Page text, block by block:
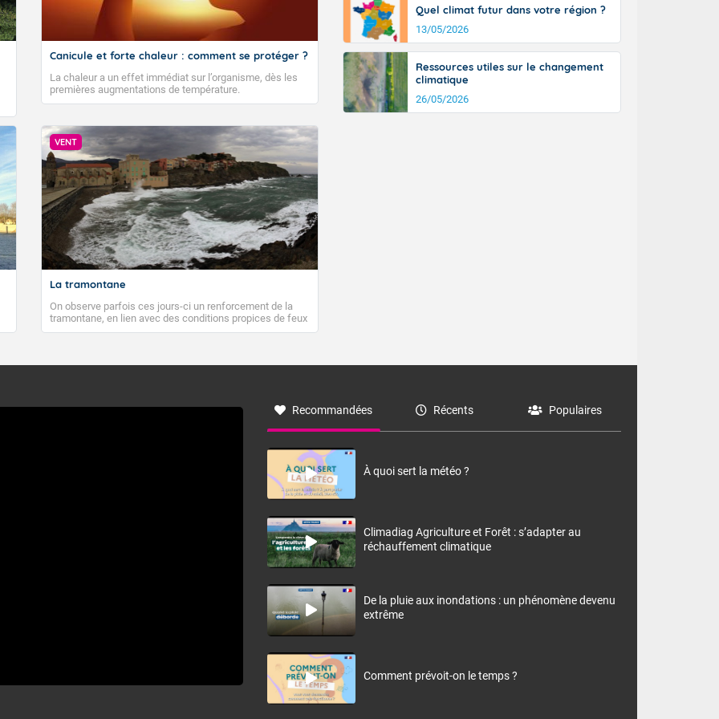
Canicule et forte chaleur : comment se protéger ?
La chaleur a un effet immédiat sur l’organisme, dès les
premières augmentations de température.
VENT
La tramontane
On observe parfois ces jours-ci un renforcement de la
tramontane, en lien avec des conditions propices de feux
de forêt. Mais qu'est-ce que la tramontane ? Quelles sont
à nord-ouest, dans un secteur qui part du Roussillon à la
monts, en allusion aux régions montagneuses d’où
Quel climat futur dans votre région ?
13/05/2026
Ressources utiles sur le changement
climatique
26/05/2026
Recommandées Récents Populaires
À quoi sert la météo ?
Climadiag Agriculture et Forêt : s’adapter au
réchauffement climatique
De la pluie aux inondations : un phénomène devenu
extrême
Comment prévoit-on le temps ?